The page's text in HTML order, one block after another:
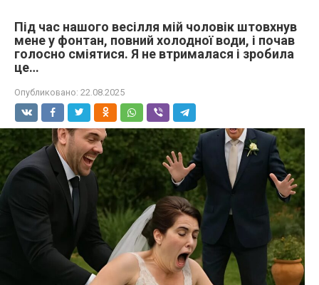
Під час нашого весілля мій чоловік штовхнув
мене у фонтан, повний холодної води, і почав
голосно сміятися. Я не втрималася і зробила
це…
Опубликовано: 22.08.2025